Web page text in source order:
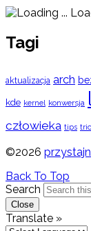
Tagi
aktualizacja arch
kde kernel konwersja
człowieka tips
©2026
Back To Top
Search
Close
Translate »